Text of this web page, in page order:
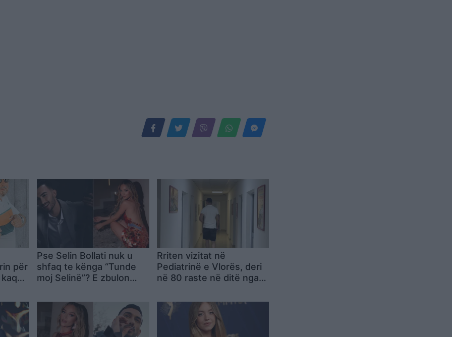
për
Pse Selin Bollati nuk u
shfaq te kënga “Tunde
moj Selinë”? E zbulon
mia në Europë dhe
angazhimet e saj
Rriten vizitat në
Pediatrinë e Vlorës, deri
në 80 raste në ditë nga